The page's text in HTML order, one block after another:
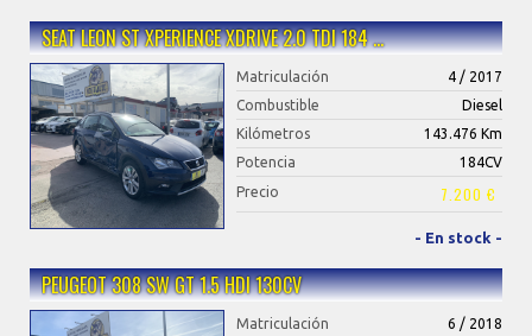
SEAT LEON ST XPERIENCE XDRIVE 2.0 TDI 184 …
Matriculación
4 / 2017
Combustible
Diesel
Kilómetros
143.476 Km
Potencia
184CV
Precio
7.200 €
- En stock -
PEUGEOT 308 SW GT 1.5 HDI 130CV
Matriculación
6 / 2018